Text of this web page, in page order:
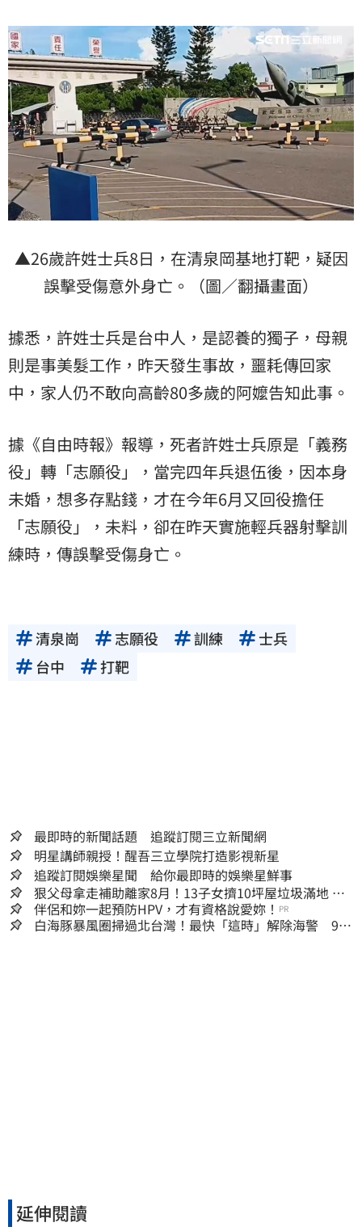
▲26歲許姓士兵8日，在清泉岡基地打靶，疑因
誤擊受傷意外身亡。（圖／翻攝畫面）
據悉，許姓士兵是台中人，是認養的獨子，母親
則是事美髮工作，昨天發生事故，噩耗傳回家
中，家人仍不敢向高齡80多歲的阿嬤告知此事。
據《自由時報》報導，死者許姓士兵原是「義務
役」轉「志願役」，當完四年兵退伍後，因本身
未婚，想多存點錢，才在今年6月又回役擔任
「志願役」，未料，卻在昨天實施輕兵器射擊訓
練時，傳誤擊受傷身亡。
清泉崗 志願役 訓練
士兵
台中
打靶
最即時的新聞話題 追蹤訂閱三立新聞網
明星講師親授！醒吾三立學院打造影視新星
追蹤訂閱娛樂星聞 給你最即時的娛樂星鮮事
狠父母拿走補助離家8月！13子女擠10坪屋垃圾滿地 驚
見幼童深夜遊蕩
伴侶和妳一起預防HPV，才有資格說愛妳！ PR
白海豚暴風圈掃過北台灣！最快「這時」解除海警 9日
延伸閱讀